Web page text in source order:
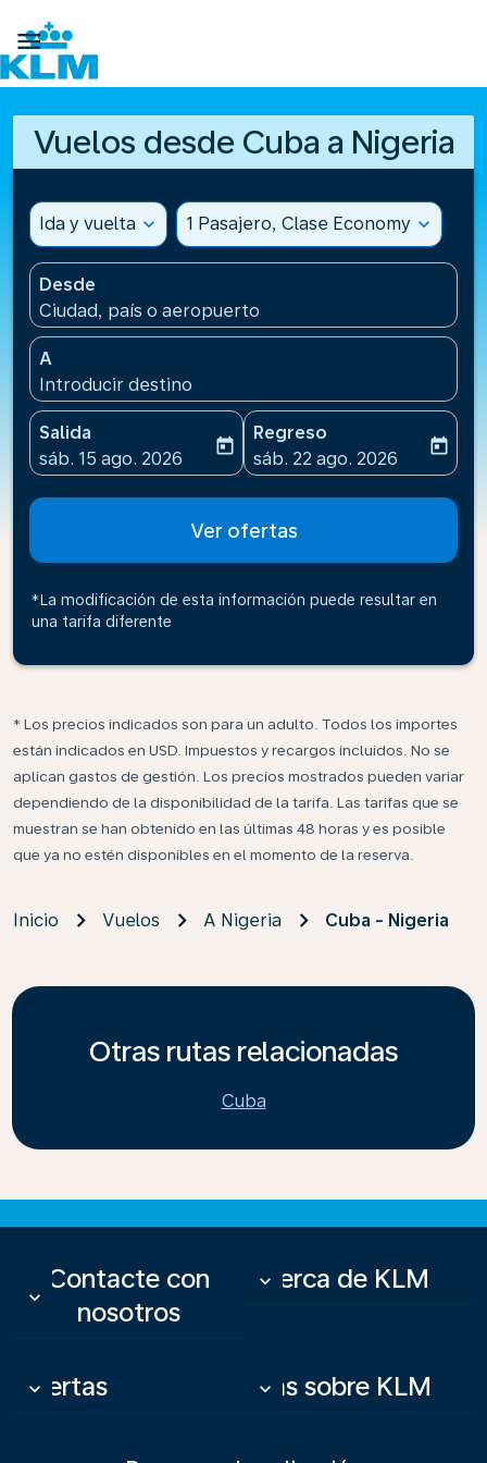

Vuelos desde Cuba a Nigeria
Ida y vuelta expand_more 1 Pasajero, Clase Economy expand_more
Desde
Ciudad, país o aeropuerto
A
Introducir destino
Salida
fc-booking-departure-date-aria-label
sáb. 15 ago. 2026
today
Regreso
fc-booking-return-date-
sáb. 22 ago. 2026
today
Ver ofertas
*La modificación de esta información puede resultar en
una tarifa diferente
* Los precios indicados son para un adulto. Todos los importes
están indicados en USD. Impuestos y recargos incluidos. No se
aplican gastos de gestión. Los precios mostrados pueden variar
dependiendo de la disponibilidad de la tarifa. Las tarifas que se
muestran se han obtenido en las últimas 48 horas y es posible
que ya no estén disponibles en el momento de la reserva.
Inicio Vuelos A Nigeria Cuba - Nigeria
Otras rutas relacionadas
Cuba
Contacte con
nosotros
keyboard_arrow_down
Acerca de KLM
keyboard_arrow_down
Ofertas
keyboard_arrow_down Más sobre KLM
keyboard_arrow_down